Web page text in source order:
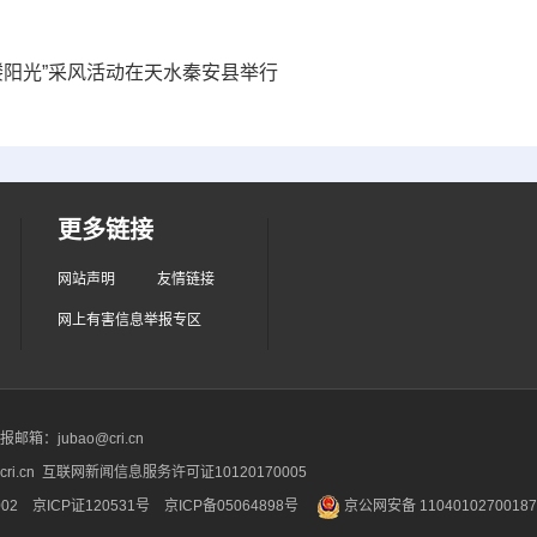
光”采风活动在天水秦安县举行
更多链接
网站声明 友情链接
网上有害信息举报专区
邮箱：jubao@cri.cn
互联网新闻信息服务许可证10120170005
京ICP证120531号 京ICP备05064898号 京公网安备